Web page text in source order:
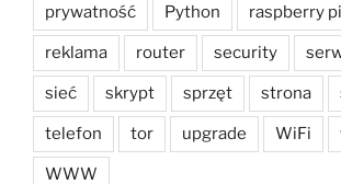
prywatność Python raspberry pi
reklama router security
sieć skrypt sprzęt strona
telefon tor upgrade WiFi
WWW